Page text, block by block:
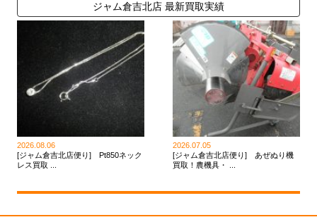
ジャム倉吉北店 最新買取実績
2026.08.06
[ジャム倉吉北店便り] Pt850ネック
レス買取 ...
2026.07.05
[ジャム倉吉北店便り] あぜぬり機
買取！農機具・ ...